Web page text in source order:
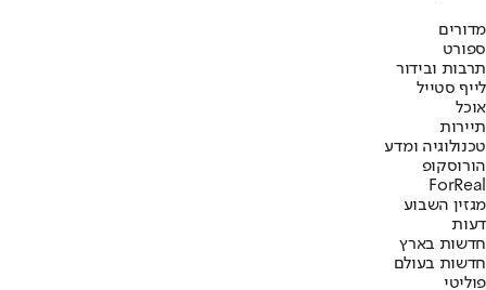
מדורים
ספורט
תרבות ובידור
לייף סטייל
אוכל
תיירות
טכנולוגיה ומדע
הורוסקופ
ForReal
מגזין השבוע
דעות
חדשות בארץ
חדשות בעולם
פוליטי